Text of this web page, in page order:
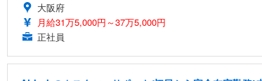
大阪府
月給31万5,000円～37万5,000円
正社員